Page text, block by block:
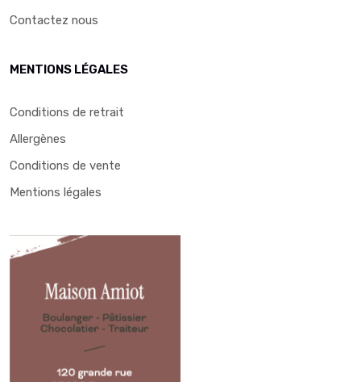
Contactez nous
MENTIONS LÉGALES
Conditions de retrait
Allergènes
Conditions de vente
Mentions légales